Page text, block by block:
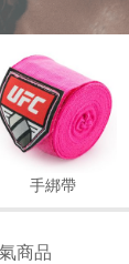
手綁帶
商品